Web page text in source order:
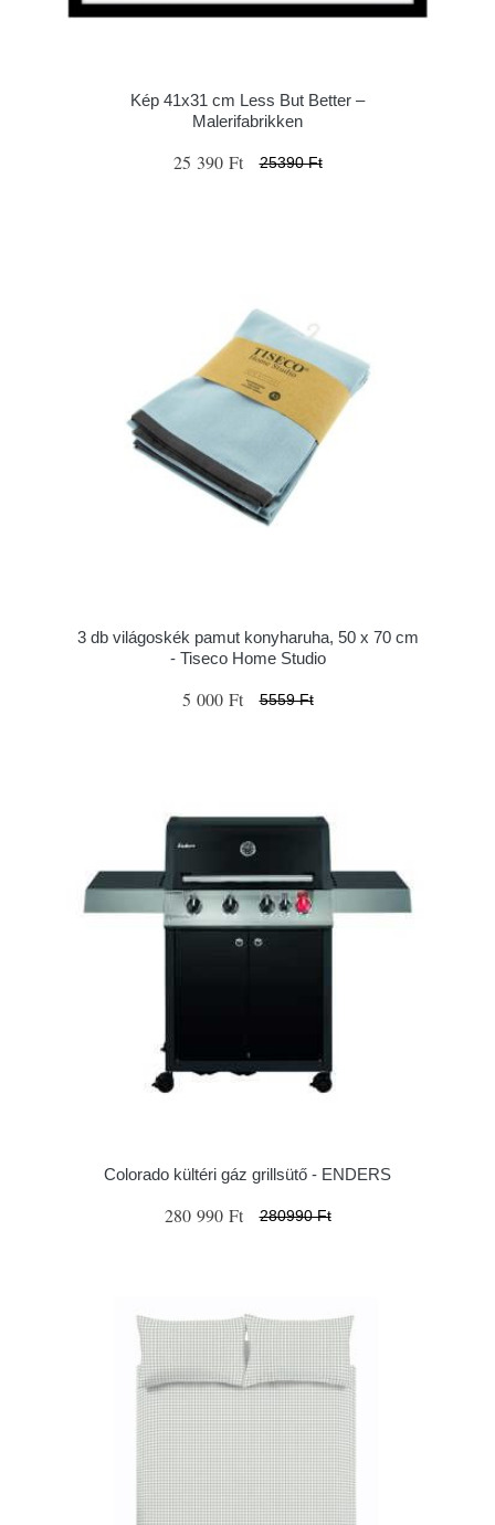
Kép 41x31 cm Less But Better –
Malerifabrikken
25 390 Ft 25390 Ft
3 db világoskék pamut konyharuha, 50 x 70 cm
- Tiseco Home Studio
5 000 Ft 5559 Ft
Colorado kültéri gáz grillsütő - ENDERS
280 990 Ft 280990 Ft